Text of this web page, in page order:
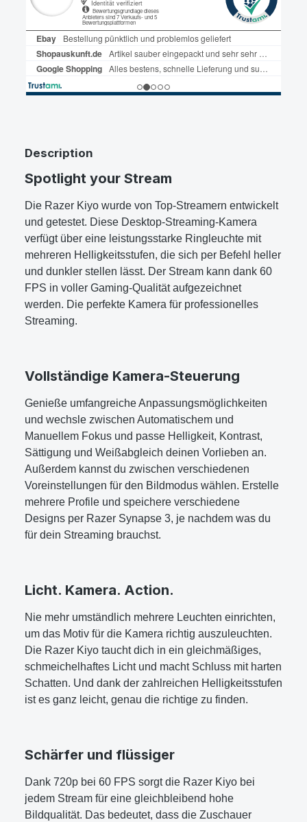
Description
Spotlight your Stream
Die Razer Kiyo wurde von Top-Streamern entwickelt
und getestet. Diese Desktop-Streaming-Kamera
verfügt über eine leistungsstarke Ringleuchte mit
mehreren Helligkeitsstufen, die sich per Befehl heller
und dunkler stellen lässt. Der Stream kann dank 60
FPS in voller Gaming-Qualität aufgezeichnet
werden. Die perfekte Kamera für professionelles
Streaming.
Vollständige Kamera-Steuerung
Genieße umfangreiche Anpassungsmöglichkeiten
und wechsle zwischen Automatischem und
Manuellem Fokus und passe Helligkeit, Kontrast,
Sättigung und Weißabgleich deinen Vorlieben an.
Außerdem kannst du zwischen verschiedenen
Voreinstellungen für den Bildmodus wählen. Erstelle
mehrere Profile und speichere verschiedene
Designs per Razer Synapse 3, je nachdem was du
für dein Streaming brauchst.
Licht. Kamera. Action.
Nie mehr umständlich mehrere Leuchten einrichten,
um das Motiv für die Kamera richtig auszuleuchten.
Die Razer Kiyo taucht dich in ein gleichmäßiges,
schmeichelhaftes Licht und macht Schluss mit harten
Schatten. Und dank der zahlreichen Helligkeitsstufen
ist es ganz leicht, genau die richtige zu finden.
Schärfer und flüssiger
Dank 720p bei 60 FPS sorgt die Razer Kiyo bei
jedem Stream für eine gleichbleibend hohe
Bildqualität. Das bedeutet, dass die Zuschauer